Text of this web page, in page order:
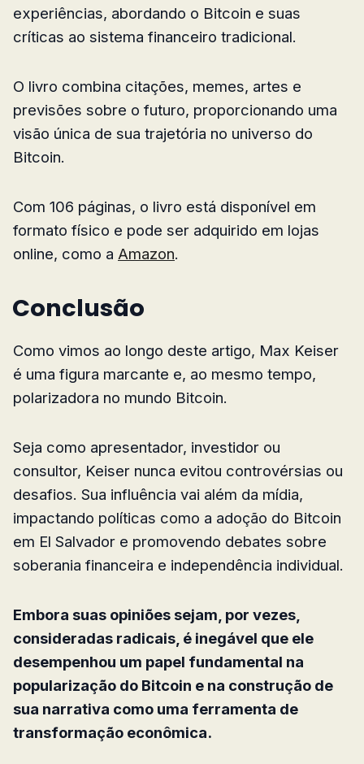
experiências, abordando o Bitcoin e suas
críticas ao sistema financeiro tradicional.
O livro combina citações, memes, artes e
previsões sobre o futuro, proporcionando uma
visão única de sua trajetória no universo do
Bitcoin.
Com 106 páginas, o livro está disponível em
formato físico e pode ser adquirido em lojas
online, como a Amazon.
Conclusão
Como vimos ao longo deste artigo, Max Keiser
é uma figura marcante e, ao mesmo tempo,
polarizadora no mundo Bitcoin.
Seja como apresentador, investidor ou
consultor, Keiser nunca evitou controvérsias ou
desafios. Sua influência vai além da mídia,
impactando políticas como a adoção do Bitcoin
em El Salvador e promovendo debates sobre
soberania financeira e independência individual.
Embora suas opiniões sejam, por vezes,
consideradas radicais, é inegável que ele
desempenhou um papel fundamental na
popularização do Bitcoin e na construção de
sua narrativa como uma ferramenta de
transformação econômica.